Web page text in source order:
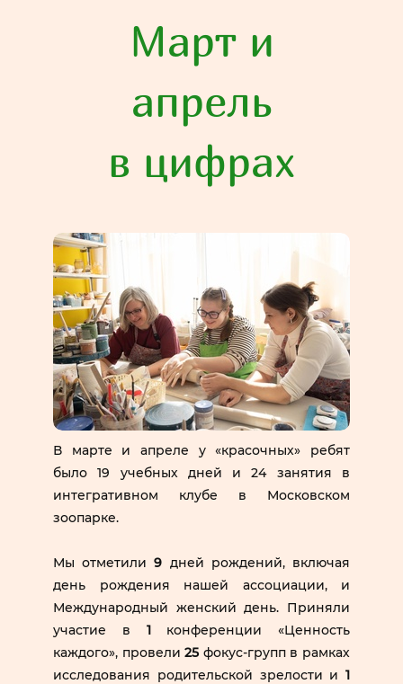
Март и
апрель
в цифрах
В марте и апреле у «красочных» ребят
было 19 учебных дней и 24 занятия в
интегративном клубе в Московском
зоопарке.
Мы отметили9 дней рождений, включая
день рождения нашей ассоциации, и
Международный женский день. Приняли
участие в 1конференции «Ценность
каждого», провели25 фокус‑групп в рамках
исследования родительской зрелости и 1